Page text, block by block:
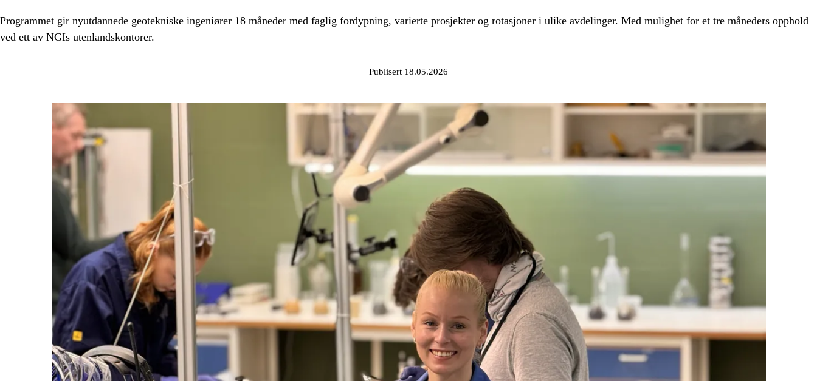
Programmet gir nyutdannede geotekniske ingeniører 18 måneder med faglig fordypning, varierte prosjekter og rotasjoner i ulike avdelinger. Med mulighet for et tre måneders opphold
ved ett av NGIs utenlandskontorer.
Publisert 18.05.2026